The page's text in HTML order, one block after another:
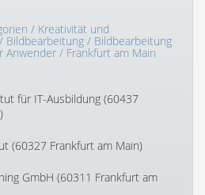
/ Kreativität und
Bildbearbeitung / Bildbearbeitung
Anwender / Frankfurt am Main
für IT-Ausbildung (60437
(60327 Frankfurt am Main)
GmbH (60311 Frankfurt am